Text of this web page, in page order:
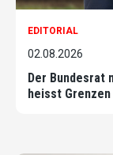
EDITORIAL
02.08.2026
Der Bundesrat
heisst